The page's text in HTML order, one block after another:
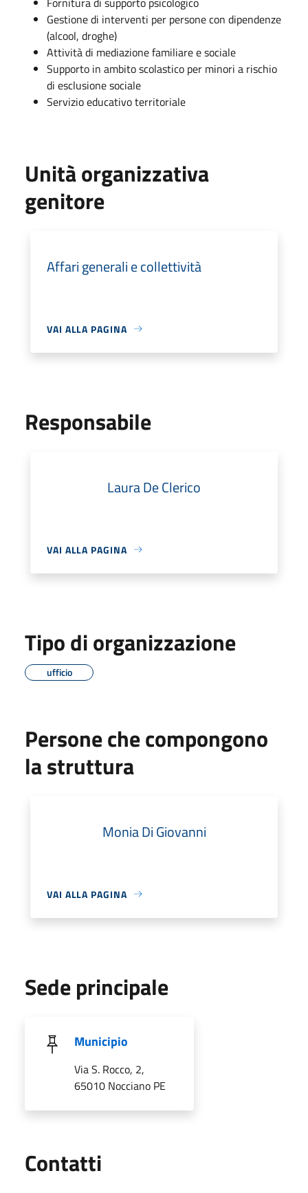
Gestione di interventi per persone con dipendenze
(alcool, droghe)
Attività di mediazione familiare e sociale
Supporto in ambito scolastico per minori a rischio
di esclusione sociale
Servizio educativo territoriale
Unità organizzativa
genitore
Affari generali e collettività
VAI ALLA PAGINA
Responsabile
Laura De Clerico
VAI ALLA PAGINA
Tipo di organizzazione
ufficio
Persone che compongono
la struttura
Monia Di Giovanni
VAI ALLA PAGINA
Sede principale
Municipio
Via S. Rocco, 2,
65010 Nocciano PE
Contatti